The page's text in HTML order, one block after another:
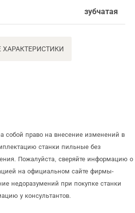
зубчатая
ХАРАКТЕРИСТИКИ
собой право на внесение изменений в
станки пильные без
Пожалуйста, сверяйте информацию о
на официальном сайте фирмы-
недоразумений при покупке станки
у консультантов.